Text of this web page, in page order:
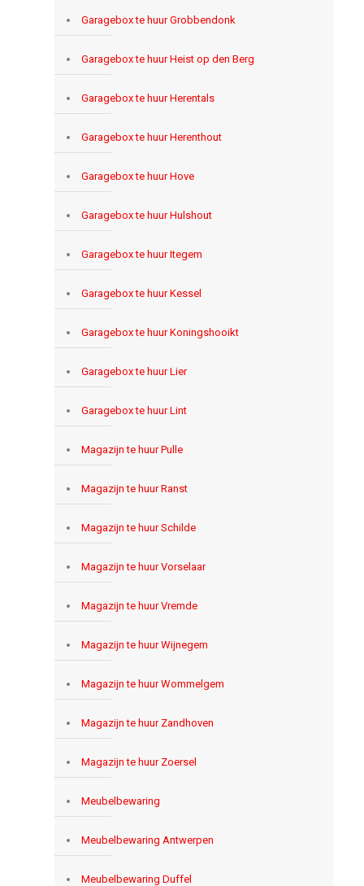
Garagebox te huur Grobbendonk
Garagebox te huur Heist op den Berg
Garagebox te huur Herentals
Garagebox te huur Herenthout
Garagebox te huur Hove
Garagebox te huur Hulshout
Garagebox te huur Itegem
Garagebox te huur Kessel
Garagebox te huur Koningshooikt
Garagebox te huur Lier
Garagebox te huur Lint
Magazijn te huur Pulle
Magazijn te huur Ranst
Magazijn te huur Schilde
Magazijn te huur Vorselaar
Magazijn te huur Vremde
Magazijn te huur Wijnegem
Magazijn te huur Wommelgem
Magazijn te huur Zandhoven
Magazijn te huur Zoersel
Meubelbewaring
Meubelbewaring Antwerpen
Meubelbewaring Duffel